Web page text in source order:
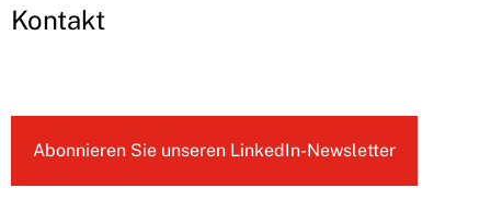
Kontakt
Abonnieren Sie unseren LinkedIn-Newsletter